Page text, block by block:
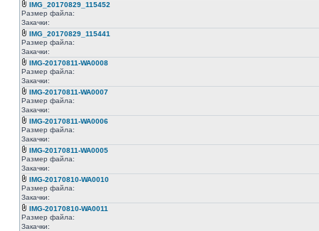
IMG_20170829_115452
Размер файла:
Закачки:
IMG_20170829_115441
Размер файла:
Закачки:
IMG-20170811-WA0008
Размер файла:
Закачки:
IMG-20170811-WA0007
Размер файла:
Закачки:
IMG-20170811-WA0006
Размер файла:
Закачки:
IMG-20170811-WA0005
Размер файла:
Закачки:
IMG-20170810-WA0010
Размер файла:
Закачки:
IMG-20170810-WA0011
Размер файла:
Закачки: